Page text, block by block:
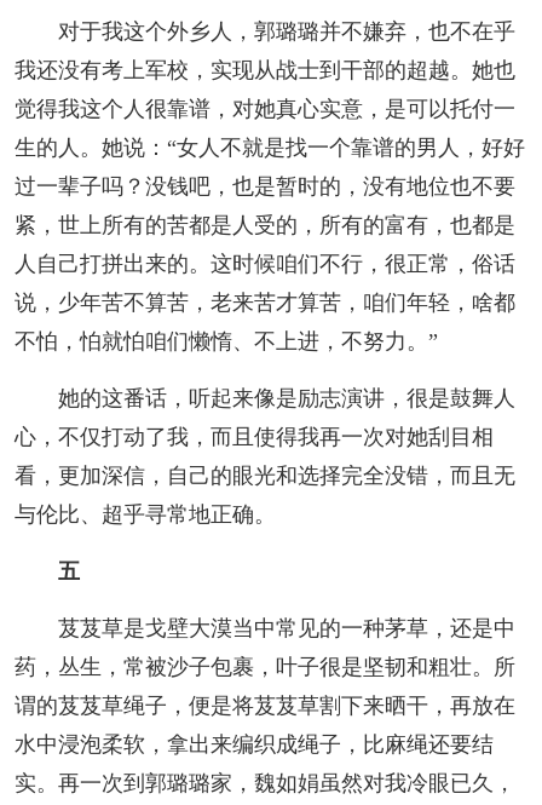
对于我这个外乡人，郭璐璐并不嫌弃，也不在乎
我还没有考上军校，实现从战士到干部的超越。她也
觉得我这个人很靠谱，对她真心实意，是可以托付一
生的人。她说：“女人不就是找一个靠谱的男人，好好
过一辈子吗？没钱吧，也是暂时的，没有地位也不要
紧，世上所有的苦都是人受的，所有的富有，也都是
人自己打拼出来的。这时候咱们不行，很正常，俗话
说，少年苦不算苦，老来苦才算苦，咱们年轻，啥都
不怕，怕就怕咱们懒惰、不上进，不努力。”
她的这番话，听起来像是励志演讲，很是鼓舞人
心，不仅打动了我，而且使得我再一次对她刮目相
看，更加深信，自己的眼光和选择完全没错，而且无
与伦比、超乎寻常地正确。
五
芨芨草是戈壁大漠当中常见的一种茅草，还是中
药，丛生，常被沙子包裹，叶子很是坚韧和粗壮。所
谓的芨芨草绳子，便是将芨芨草割下来晒干，再放在
水中浸泡柔软，拿出来编织成绳子，比麻绳还要结
实。再一次到郭璐璐家，魏如娟虽然对我冷眼已久，